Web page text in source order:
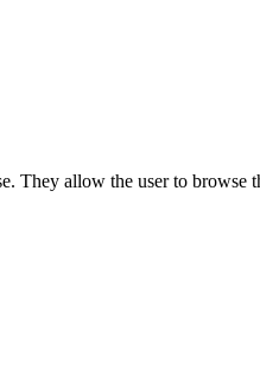
They allow the user to browse